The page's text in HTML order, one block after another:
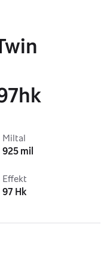
Miltal
925 mil
Effekt
97 Hk